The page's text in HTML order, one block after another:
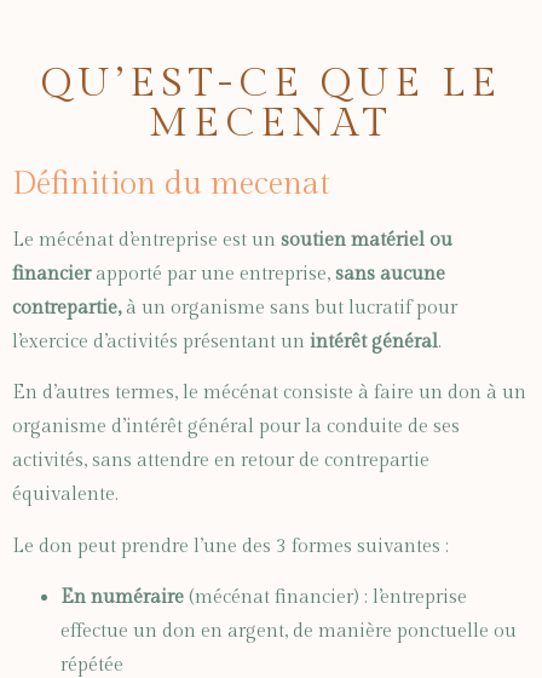
QU’EST-CE QUE LE
MECENAT
Définition du mecenat
Le mécénat d’entreprise est un soutien matériel ou
financierapporté par une entreprise, sans aucune
contrepartie,à un organisme sans but lucratif pour
l’exercice d’activités présentant un intérêt général.
En d’autres termes, le mécénat consiste à faire un don à un
organisme d’intérêt général pour la conduite de ses
activités, sans attendre en retour de contrepartie
équivalente.
Le don peut prendre l’une des 3 formes suivantes :
En numéraire (mécénat financier) : l’entreprise
effectue un don en argent, de manière ponctuelle ou
répétée